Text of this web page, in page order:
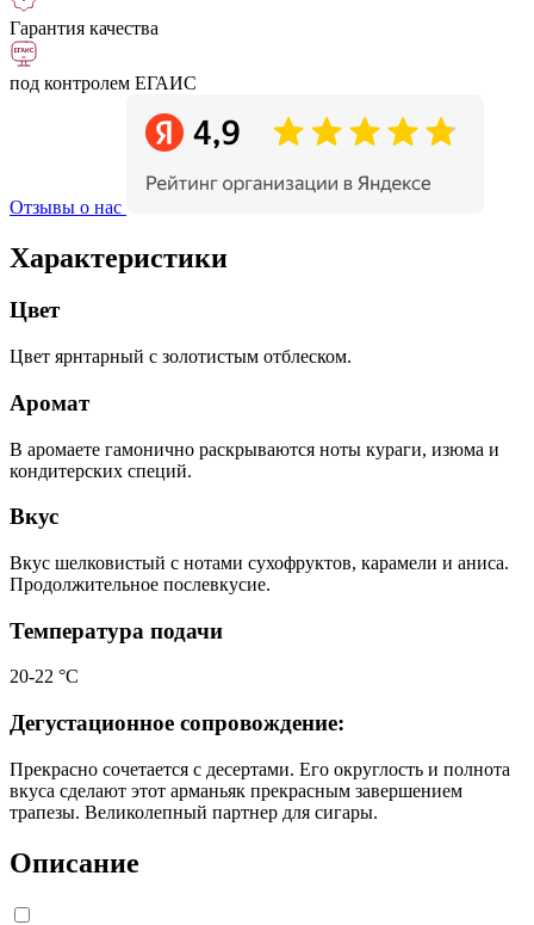
Гарантия качества
под контролем ЕГАИС
Отзывы о нас
Характеристики
Цвет
Цвет ярнтарный с золотистым отблеском.
Аромат
В аромаете гамонично раскрываются ноты кураги, изюма и
кондитерских специй.
Вкус
Вкус шелковистый с нотами сухофруктов, карамели и аниса.
Продолжительное послевкусие.
Температура подачи
20-22 °С
Дегустационное сопровождение:
Прекрасно сочетается с десертами. Его округлость и полнота
вкуса сделают этот арманьяк прекрасным завершением
трапезы. Великолепный партнер для сигары.
Описание